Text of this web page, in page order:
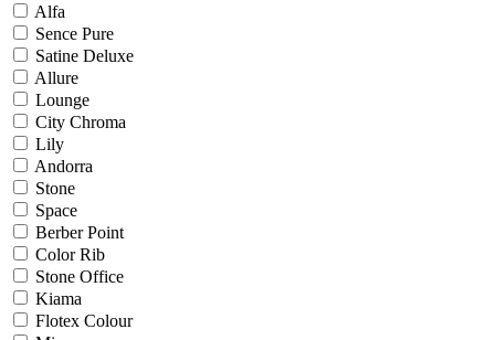
Alfa
Sence Pure
Satine Deluxe
Allure
Lounge
City Chroma
Lily
Andorra
Stone
Space
Berber Point
Color Rib
Stone Office
Kiama
Flotex Colour